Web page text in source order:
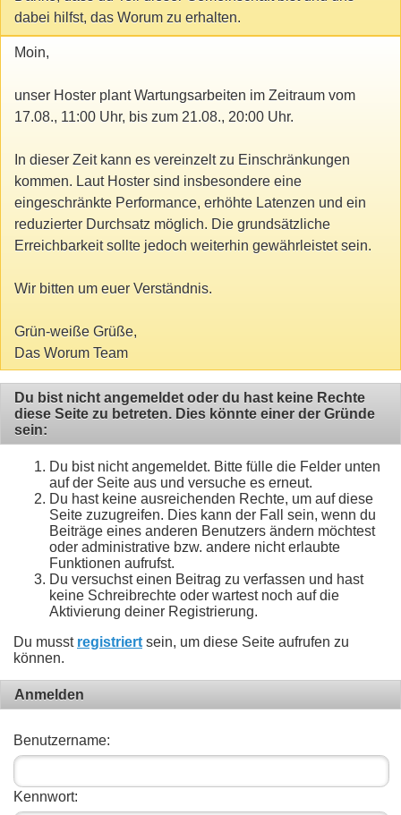
dabei hilfst, das Worum zu erhalten.
Moin,
unser Hoster plant Wartungsarbeiten im Zeitraum vom
17.08., 11:00 Uhr, bis zum 21.08., 20:00 Uhr.
In dieser Zeit kann es vereinzelt zu Einschränkungen
kommen. Laut Hoster sind insbesondere eine
eingeschränkte Performance, erhöhte Latenzen und ein
reduzierter Durchsatz möglich. Die grundsätzliche
Erreichbarkeit sollte jedoch weiterhin gewährleistet sein.
Wir bitten um euer Verständnis.
Grün-weiße Grüße,
Das Worum Team
Du bist nicht angemeldet oder du hast keine Rechte
diese Seite zu betreten. Dies könnte einer der Gründe
sein:
Du bist nicht angemeldet. Bitte fülle die Felder unten
auf der Seite aus und versuche es erneut.
Du hast keine ausreichenden Rechte, um auf diese
Seite zuzugreifen. Dies kann der Fall sein, wenn du
Beiträge eines anderen Benutzers ändern möchtest
oder administrative bzw. andere nicht erlaubte
Funktionen aufrufst.
Du versuchst einen Beitrag zu verfassen und hast
keine Schreibrechte oder wartest noch auf die
Aktivierung deiner Registrierung.
Du musst registriert sein, um diese Seite aufrufen zu
können.
Anmelden
Benutzername:
Kennwort: